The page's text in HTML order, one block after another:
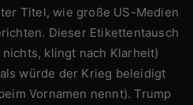
Titel, wie große US-Medien
Dieser Etikettentausch
klingt nach Klarheit)
würde der Krieg beleidigt
Vornamen nennt). Trump